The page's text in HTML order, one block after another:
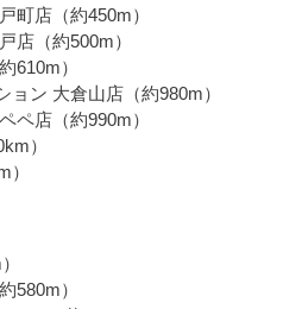
町店（約450m）
店（約500m）
610m）
ョン 大倉山店（約980m）
ペ店（約990m）
）
580m）